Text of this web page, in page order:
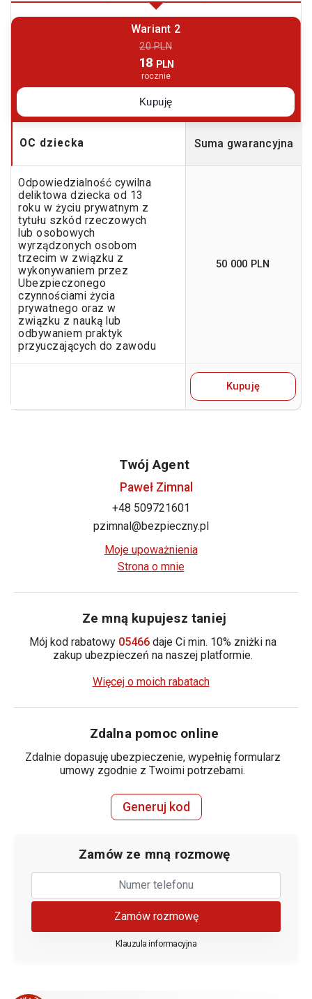
Wariant 2
20 PLN
18 PLN
rocznie
Kupuję
OC dziecka Suma gwarancyjna
Odpowiedzialność cywilna
deliktowa dziecka od 13
roku w życiu prywatnym z
tytułu szkód rzeczowych
lub osobowych
wyrządzonych osobom
trzecim w związku z
wykonywaniem przez
Ubezpieczonego
czynnościami życia
prywatnego oraz w
związku z nauką lub
odbywaniem praktyk
przyuczających do zawodu
50 000 PLN
Kupuję
Twój Agent
Paweł Zimnal
+48 509721601
pzimnal@bezpieczny.pl
Moje upoważnienia
Strona o mnie
Ze mną kupujesz taniej
Mój kod rabatowy 05466daje Ci min. 10% zniżki na
zakup ubezpieczeń na naszej platformie.
Więcej o moich rabatach
Zdalna pomoc online
Zdalnie dopasuję ubezpieczenie, wypełnię formularz
umowy zgodnie z Twoimi potrzebami.
Generuj kod
Zamów ze mną rozmowę
Zamów rozmowę
Klauzula informacyjna